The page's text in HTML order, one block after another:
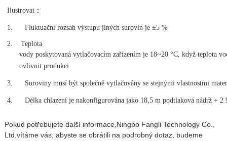
Ilustrovat：
1. Fluktuační rozsah výstupu jiných surovin je ±5 %
2.
Teplota
vody poskytovaná vytlačovacím zařízením je 18~20 °C, když teplota
ovlivnit produkci
3. Suroviny musí být společně vytlačovány se stejnými vlastnostmi
4. Délka chlazení je nakonfigurována jako 18,5 m podtlaková nádrž +
Pokud potřebujete další informace,Ningbo Fangli Technology Co.,
Ltd.vítáme vás, abyste se obrátili na podrobný dotaz, budeme